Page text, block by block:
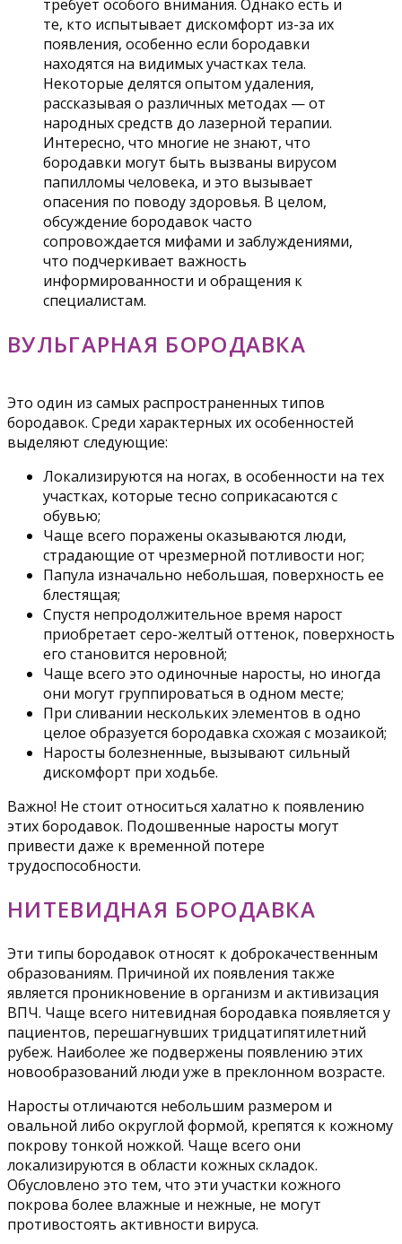
требует особого внимания. Однако есть и
те, кто испытывает дискомфорт из-за их
появления, особенно если бородавки
находятся на видимых участках тела.
Некоторые делятся опытом удаления,
рассказывая о различных методах — от
народных средств до лазерной терапии.
Интересно, что многие не знают, что
бородавки могут быть вызваны вирусом
папилломы человека, и это вызывает
опасения по поводу здоровья. В целом,
обсуждение бородавок часто
сопровождается мифами и заблуждениями,
что подчеркивает важность
информированности и обращения к
специалистам.
ВУЛЬГАРНАЯ БОРОДАВКА
Это один из самых распространенных типов
бородавок. Среди характерных их особенностей
выделяют следующие:
Локализируются на ногах, в особенности на тех
участках, которые тесно соприкасаются с
обувью;
Чаще всего поражены оказываются люди,
страдающие от чрезмерной потливости ног;
Папула изначально небольшая, поверхность ее
блестящая;
Спустя непродолжительное время нарост
приобретает серо-желтый оттенок, поверхность
его становится неровной;
Чаще всего это одиночные наросты, но иногда
они могут группироваться в одном месте;
При сливании нескольких элементов в одно
целое образуется бородавка схожая с мозаикой;
Наросты болезненные, вызывают сильный
дискомфорт при ходьбе.
Важно! Не стоит относиться халатно к появлению
этих бородавок. Подошвенные наросты могут
привести даже к временной потере
трудоспособности.
НИТЕВИДНАЯ БОРОДАВКА
Эти типы бородавок относят к доброкачественным
образованиям. Причиной их появления также
является проникновение в организм и активизация
ВПЧ. Чаще всего нитевидная бородавка появляется у
пациентов, перешагнувших тридцатипятилетний
рубеж. Наиболее же подвержены появлению этих
новообразований люди уже в преклонном возрасте.
Наросты отличаются небольшим размером и
овальной либо округлой формой, крепятся к кожному
покрову тонкой ножкой. Чаще всего они
локализируются в области кожных складок.
Обусловлено это тем, что эти участки кожного
покрова более влажные и нежные, не могут
противостоять активности вируса.